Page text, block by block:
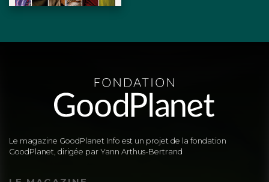
Le magazine GoodPlanet Info est un projet de la fondation
GoodPlanet, dirigée par Yann Arthus-Bertrand